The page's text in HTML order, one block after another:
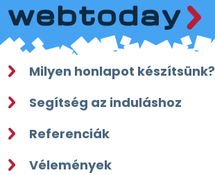
Milyen honlapot készítsünk?
Segítség az induláshoz
Referenciák
Vélemények